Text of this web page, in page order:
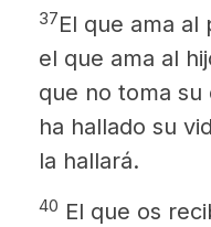
37El que ama
el que ama al
que no toma
ha hallado su
la hallará.
40 El que os